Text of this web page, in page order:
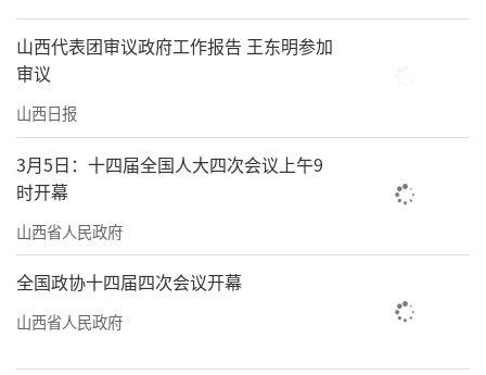
山西代表团审议政府工作报告 王东明参加
审议
山西日报
3月5日：十四届全国人大四次会议上午9
时开幕
山西省人民政府
全国政协十四届四次会议开幕
山西省人民政府